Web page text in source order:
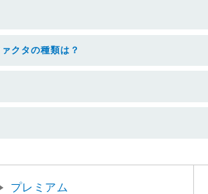
クタの種類は？
プレミアム